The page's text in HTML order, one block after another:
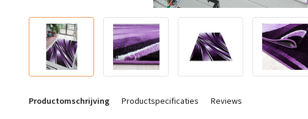
Productomschrijving Productspecificaties Reviews